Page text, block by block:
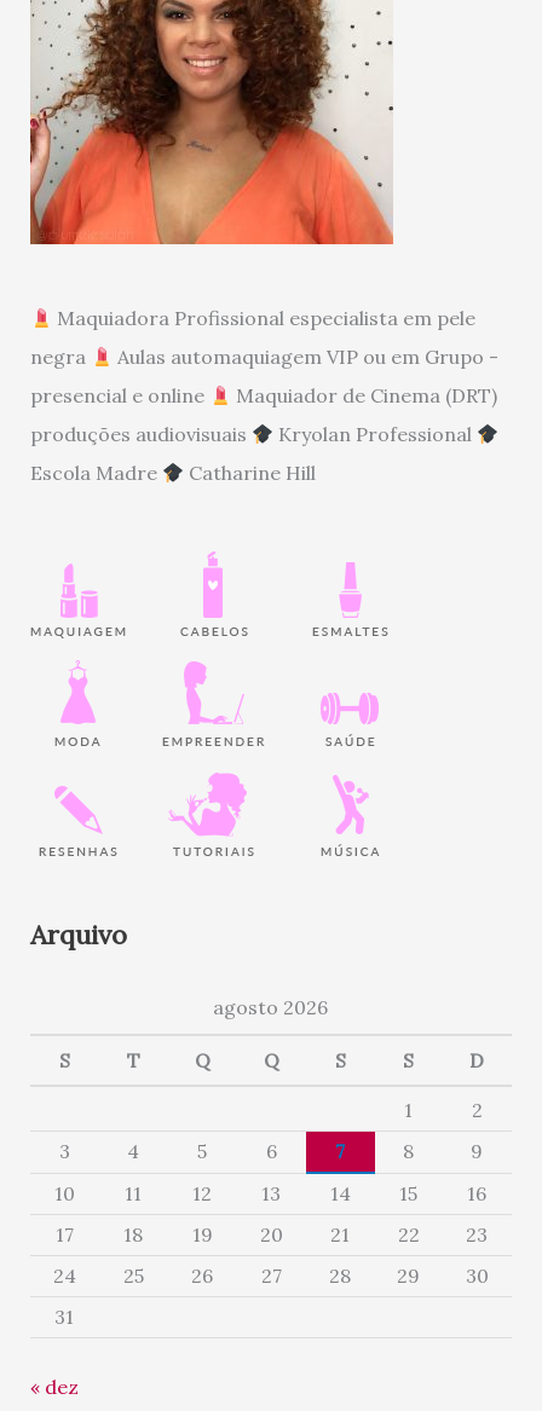
Maquiadora Profissional especialista em pele
negra
Aulas automaquiagem VIP ou em Grupo -
presencial e online
Maquiador de Cinema (DRT)
produções audiovisuais
Kryolan Professional
Escola Madre
Catharine Hill
Arquivo
agosto 2026
S T Q Q S S D
1
2
3
4 5 6 7 8
9
10
11 12 13 14 15
16
17
18 19 20 21 22
23
24
25 26 27 28 29
30
31
« dez